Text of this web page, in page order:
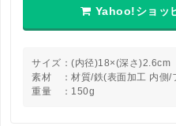
Yahoo!ショッ
サイズ：(内径)18×(深さ)2.6cm
素材 ：材質/鉄(表面加工 内側/
重量 ：150g